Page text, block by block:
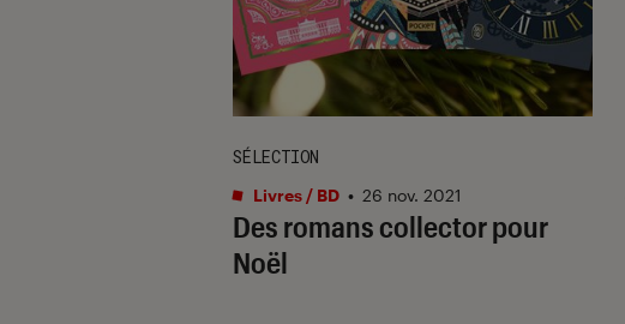
Des romans collector pour
Noël
SÉLECTION
Livres / BD • 26 nov. 2021